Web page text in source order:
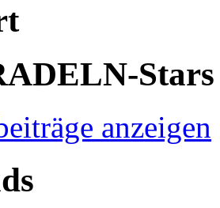
Stars
anzeigen